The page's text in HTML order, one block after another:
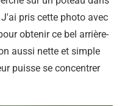
pris cette photo avec
obtenir ce bel arrière-
aussi nette et simple
puisse se concentrer